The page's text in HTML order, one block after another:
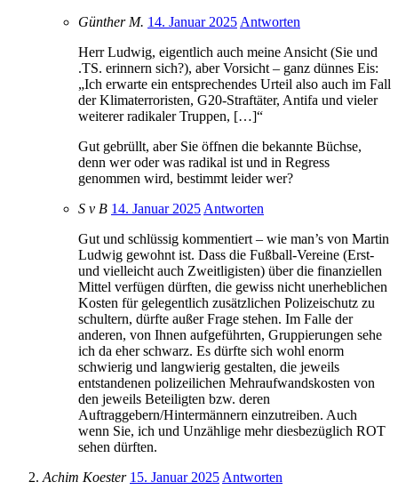
Günther M. 14. Januar 2025 Antworten
Herr Ludwig, eigentlich auch meine Ansicht (Sie und
.TS. erinnern sich?), aber Vorsicht – ganz dünnes Eis:
„Ich erwarte ein entsprechendes Urteil also auch im Fall
der Klimaterroristen, G20-Straftäter, Antifa und vieler
weiterer radikaler Truppen, […]“
Gut gebrüllt, aber Sie öffnen die bekannte Büchse,
denn wer oder was radikal ist und in Regress
genommen wird, bestimmt leider wer?
S v B 14. Januar 2025 Antworten
Gut und schlüssig kommentiert – wie man’s von Martin
Ludwig gewohnt ist. Dass die Fußball-Vereine (Erst-
und vielleicht auch Zweitligisten) über die finanziellen
Mittel verfügen dürften, die gewiss nicht unerheblichen
Kosten für gelegentlich zusätzlichen Polizeischutz zu
schultern, dürfte außer Frage stehen. Im Falle der
anderen, von Ihnen aufgeführten, Gruppierungen sehe
ich da eher schwarz. Es dürfte sich wohl enorm
schwierig und langwierig gestalten, die jeweils
entstandenen polizeilichen Mehraufwandskosten von
den jeweils Beteiligten bzw. deren
Auftraggebern/Hintermännern einzutreiben. Auch
wenn Sie, ich und Unzählige mehr diesbezüglich ROT
sehen dürften.
Achim Koester 15. Januar 2025 Antworten